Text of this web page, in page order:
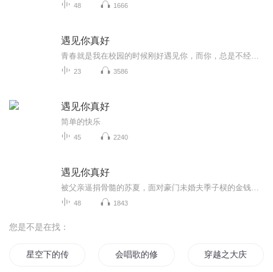
48 1666
遇见你真好
23 3586
遇见你真好
简单的快乐
45 2240
遇见你真好
48 1843
您是不是在找：
星空下的传唱 会唱歌的修罗 穿越之大庆帝国